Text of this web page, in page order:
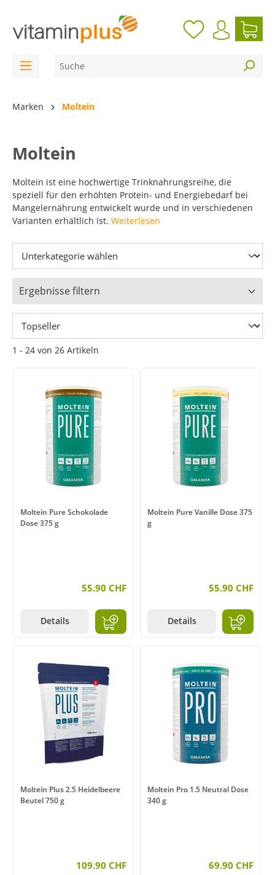
Marken Moltein
Moltein
Moltein ist eine hochwertige Trinknahrungsreihe, die
speziell für den erhöhten Protein- und Energiebedarf bei
Mangelernährung entwickelt wurde und in verschiedenen
Varianten erhältlich ist. Weiterlesen
Ergebnisse filtern
1 - 24 von 26 Artikeln
Moltein Pure Schokolade
Dose 375 g
55.90 CHF
Details
Moltein Pure Vanille Dose 375
g
55.90 CHF
Details
Moltein Plus 2.5 Heidelbeere
Beutel 750 g
109.90 CHF
Moltein Pro 1.5 Neutral Dose
340 g
69.90 CHF